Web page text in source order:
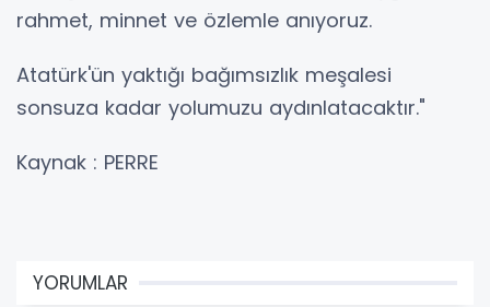
rahmet, minnet ve özlemle anıyoruz.
Atatürk'ün yaktığı bağımsızlık meşalesi
sonsuza kadar yolumuzu aydınlatacaktır."
Kaynak : PERRE
YORUMLAR